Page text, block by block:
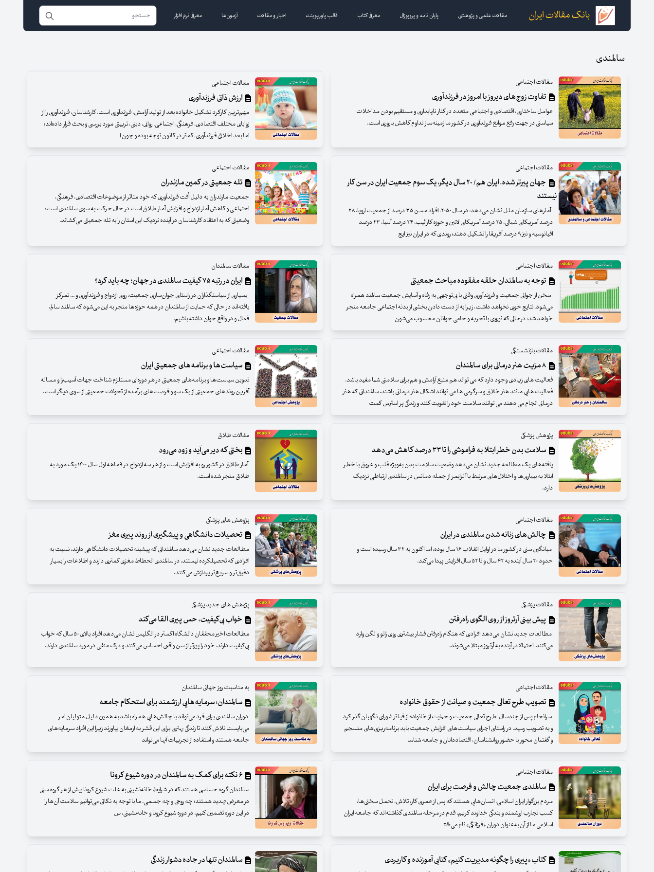
بانک مقالات ایران مقالات علمی و پژوهشی پایان نامه و پروپوزال معرفی کتاب قالب پاورپوینت اخبار و مقالات آزمون‌ها معرفی نرم افزار
سالمندی
مقالات اجتماعی
تفاوت زوج‌های دیروز با امروز در فرزندآوری
عوامل ساختاری، اقتصادی و اجتماعی متعدد در کنار ناپایداری و مستقیم بودن مداخلات
سیاستی در جهت رفع موانع فرزندآوری در کشور ما زمینه‌ساز تداوم کاهش باروری است.
مقالات اجتماعی
ارزش ذاتی فرزندآوری
مهم‌ترین کارکرد تشکیل خانواده بعد از تولید آرامش، فرزندآوری است. کارشناسان، فرزندآوری را از
زوایای مختلف اقتصادی، فرهنگی، اجتماعی، روانی، دینی، تربیتی مورد بررسی و بحث قرار داده‌اند؛
اما بعد اخلاقی فرزندآوری، کمتر در کانون توجه بوده و چون ا
مقالات اجتماعی
جهان پیرتر شده، ایران هم/ ۲۰ سال دیگر، یک سوم جمعیت ایران در سن کار
نیستند
آمارهای سازمان ملل نشان ‌می‌دهد: در سال ۲۰۵۰، افراد مسن ۳۵ درصد از جمعیت اروپا، ۲۸
درصد آمریکای شمالی، ۲۵ درصد آمریکای لاتین و حوزه کارائیب، ۲۴ درصد آسیا، ۲۳ درصد
اقیانوسیه و نیز ۹ درصد آفریقا را تشکیل دهند؛ روندی که در ایران نیز ایج
مقالات اجتماعی
تله جمعیتی در کمین مازندران
جمعیت مازندران به دلیل اُفت فرزندآوری که خود متاثر از موضوعات اقتصادی، فرهنگی،
اجتماعی و کاهش آمار ازدواج و افزایش آمار طلاق است در حال حرکت به سوی سالمندی است؛
وضعیتی که به اعتقاد کارشناسان در آینده نزدیک این استان را به تله جمعیتی می‌کشاند.
مقالات اجتماعی
توجه به سالمندان حلقه مفقوده مباحث جمعیتی
سخن از جوانی جمعیت و فرزندآوری وقتی با بی‌توجهی به رفاه و آسایش جمعیت سالمند همراه
می‌شود، نتایج خوبی نخواهد داشت، زیرا به از دست دادن بخشی از بدنه اجتماعی جامعه منجر
خواهد شد؛ درحالی که نیروی با تجربه و حامی جوانان محسوب می‌شون
مقالات سالمندان
ایران در رتبه ۷۵ کیفیت سالمندی در جهان؛ چه باید کرد؟
بسیاری از سیاستگذاران در راستای جوان‌سازی جمعیت، روی ازدواج و فرزندآوری و ... تمرکز
یافته‌اند در حالی که حمایت از سالمندان در همه حوزه‌ها منجر به این می‌شود که سالمند سالم،
فعال و در واقع جوان داشته باشیم.
مقالات بازنشستگی
فعالیت های زیادی وجود دارد که می تواند هم منبع آرامش و هم برای سلامتی شما مفید باشد.
فعالیت هایی مانند هنر خلاق و سرگرمی ها می توانند اشکال هنر درمانی باشند. سالمندانی که هنر
درمانی انجام می دهند می توانند سلامت خود را تقویت کنند و زندگی پر استرس کمت
مقالات اجتماعی
سیاست‌ها و برنامه‌های جمعیتی ایران
تدوین سیاست‌ها و برنامه‌های جمعیتی در هر دوره‌ای مستلزم شناخت جهات آسیب‌زا و مساله
آفرین روندهای جمعیتی از یک سو و فرصت‌های برآمده از تحولات جمعیتی از سوی دیگر است.
پژوهش پزشکی
سلامت بدن خطر ابتلا به فراموشی را تا ۳۳ درصد کاهش می‌دهد
یافته‌های یک مطالعه جدید نشان می‌دهد وضعیت سلامت بدن به‌ویژه قلب و عروق با خطر
ابتلا به بیماری‌ها و اختلال‌های مرتبط با آلزایمر از جمله دمانس در سالمندی ارتباطی نزدیک
دارد.
مقالات طلاق
بختی که دیر می‌آید و زود می‌رود
آمار طلاق در کشور رو به افزایش است و از هر سه ازدواج در ۹ماهه اول سال ۱۴۰۰ یک مورد به
طلاق منجر شده است.
مقالات اجتماعی
چالش‌های زنانه شدن سالمندی در ایران
میانگین سنی در کشور ما در اوایل انقلاب ۱۶ سال بوده، اما اکنون به ۳۲ سال رسیده است و
حدود ۲۰ سال آینده به ۴۲ سال و تا ۵۲ سال افزایش پیدا می‌کند.
پژوهش های پزشکی
تحصیلات دانشگاهی و پیشگیری از روند پیری مغز
مطالعات جدید نشان می‌دهد سالمندانی که پیشینه تحصیلات دانشگاهی دارند، نسبت به
افرادی که تحصیلکرده نیستند، در سالمندی انحطاط مغزی کمتری دارند و اطلاعات را بسیار
دقیق‌تر و سریع‌تر پردازش می‌کنند.
مقالات پزشکی
پیش بینی آرتروز از روی الگوی راه‌رفتن
مطالعات جدید نشان می‌دهد افرادی که هنگام راه‌رفتن فشار بیشتری روی زانو و لگن وارد
می‌کنند، احتمالا در آینده به آرتروز مبتلا می‌شوند.
پژوهش های جدید پزشکی
خواب بی‌کیفیت، حس پیری القا می‌کند
مطالعات اخیر محققان دانشگاه اکستر در انگلیس نشان می‌دهد افراد بالای ۵۰ سال که خواب
بی‌کیفیت دارند، خود را پیرتر از سن واقعی احساس می‌کنند و درک منفی در مورد سالمندی دارند.
مقالات اجتماعی
تصویب طرح تعالی جمعیت و صیانت از حقوق خانواده
سرانجام پس از چندسال، طرح تعالی جمعیت و حمایت از خانواده از فیلتر شورای نگهبان گذر کرد
و به تصویب رسید. در راستای اجرای سیاست‌های افزایش جمعیت باید برنامه‌ریزی‌های منسجم
و گفتمان محور با حضور روانشناسان، اقتصاددانان و جامعه شناسا
به مناسبت روز جهانی سالمندان
سالمندان؛ سرمایه‌هایی ارزشمند برای استحکام جامعه
دوران سالمندی برای فرد می‌تواند با چالش‌هایی همراه باشد به همین دلیل متولیان امر
می‌بایست تلاش کنند تا زندگی بهتری برای این قشر به ارمغان بیاورند زیرا این افراد سرمایه‌های
جامعه هستند و استفاده از تجربیات آنها می‌تواند
مقالات اجتماعی
سالمندی جمعیت چالش و فرصت برای ایران
مردم بزرگوار ایران اسلامی، انسان‌هایی هستند که پس از عمری کار، تلاش، تحمل سختی‌ها،
کسب تجارب ارزشمند و بندگی خداوند کریم، قدم در مرحله سالمندی گذاشته‌اند که جامعه ایران
اسلامی ما از آن به‌عنوان دوران «فرزانگی» نام می&z
سالمندان گروه حساسی هستند که در شرایط خانه‌نشینی به علت شیوع کرونا بیش از هر گروه سنی
در معرض تهدید هستند؛ چه روحی و چه جسمی. ما با توجه به نکاتی می‌توانیم سلامت آن‌ها را
در این دوره تضمین کنیم. در دوره شیوع کرونا و خانه‌نشینی، س
کتاب «پیری را چگونه مدیریت کنیم» کتابی آموزنده و کاربردی سالمندان تنها در جاده دشوار زندگی